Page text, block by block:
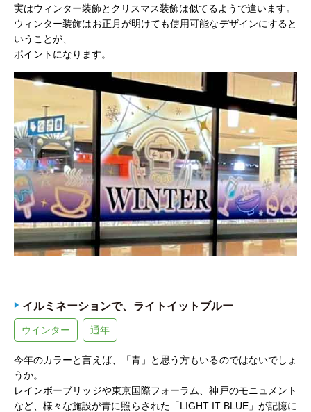
実はウィンター装飾とクリスマス装飾は似てるようで違います。
ウィンター装飾はお正月が明けても使用可能なデザインにすると
いうことが、
ポイントになります。
イルミネーションで、ライトイットブルー
ウインター 通年
今年のカラーと言えば、「青」と思う方もいるのではないでしょ
うか。
レインボーブリッジや東京国際フォーラム、神戸のモニュメント
など、様々な施設が青に照らされた「LIGHT IT BLUE」が記憶に